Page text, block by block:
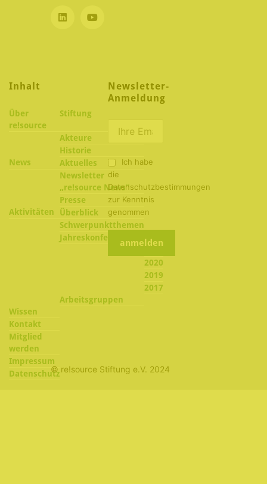
Inhalt
Über
re!source
Stiftung
Akteure
Historie
News
Aktuelles
Newsletter
„re!source News“
Presse
Aktivitäten
Überblick
Schwerpunktthemen
Jahreskonferenzen
2022
2020
2019
2017
Arbeitsgruppen
Wissen
Kontakt
Mitglied
werden
Impressum
Datenschutz
Newsletter-
Anmeldung
Ich habe
die
Datenschutzbestimmungen
zur Kenntnis
genommen
© re!source Stiftung e.V. 2024